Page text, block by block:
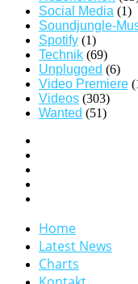
Social Media (1)
Soundjungle-
Spotify (1)
Technik (69)
Unplugged (6)
Video Premiere
Videos (303)
Wanted (51)
Home
Latest News
Charts